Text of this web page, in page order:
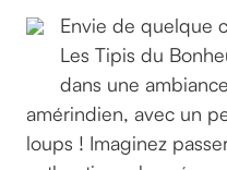
Envie de quelque
Les Tipis du
dans une
amérindien, avec un
loups ! Imaginez